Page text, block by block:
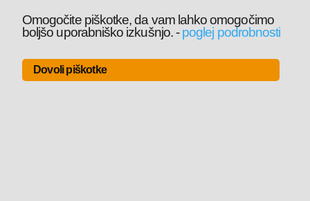
Omogočite piškotke, da vam lahko omogočimo
boljšo uporabniško izkušnjo.-poglej podrobnosti
Dovoli piškotke